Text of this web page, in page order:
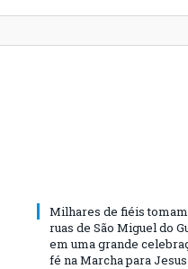
Milhares de fiéis
ruas de São Miguel do
em uma grande
fé na Marcha para Jesus